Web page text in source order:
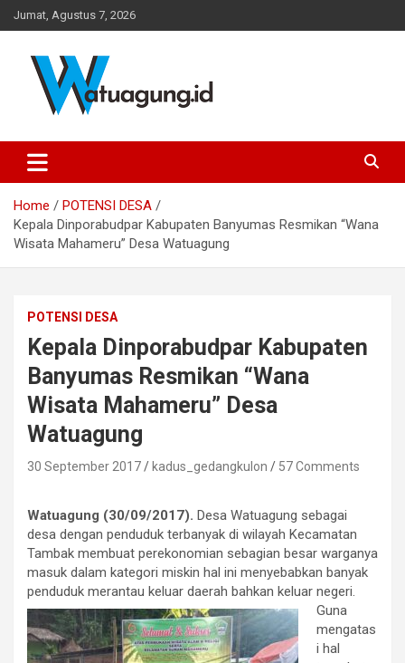
Skip
to
Jumat, Agustus 7, 2026
Watuagung.ID
Banyumas, Jawa Tengah
Home
POTENSI DESA
Kepala Dinporabudpar Kabupaten Banyumas Resmikan “Wana
Wisata Mahameru” Desa Watuagung
POTENSI DESA
Kepala Dinporabudpar Kabupaten
Banyumas Resmikan “Wana
Wisata Mahameru” Desa
Watuagung
30 September 2017 kadus_gedangkulon 57 Comments
Watuagung (30/09/2017). Desa Watuagung sebagai
desa dengan penduduk terbanyak di wilayah Kecamatan
Tambak membuat perekonomian sebagian besar warganya
masuk dalam kategori miskin hal ini menyebabkan banyak
penduduk merantau keluar daerah bahkan keluar negeri.
Guna
mengatas
i hal